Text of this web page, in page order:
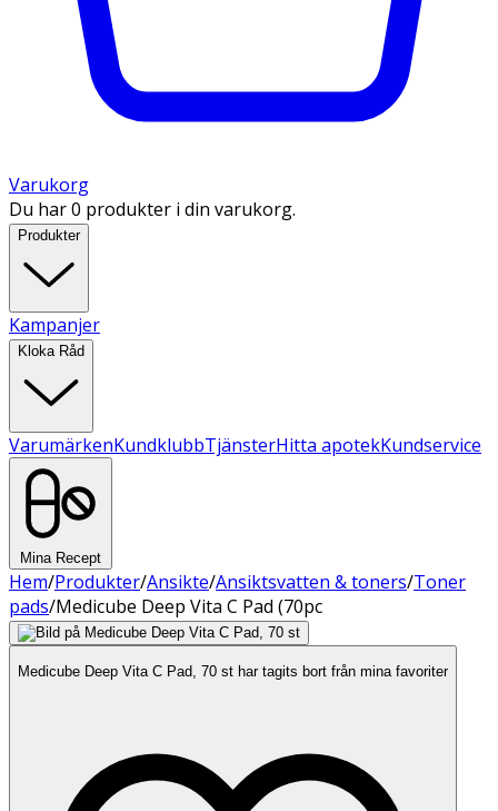
Varukorg
Du har 0 produkter i din varukorg.
Produkter
Kampanjer
Kloka Råd
VarumärkenKundklubbTjänsterHitta apotekKundservice
Mina Recept
Hem/Produkter/Ansikte/Ansiktsvatten & toners/Toner
pads/Medicube Deep Vita C Pad (70pc
Medicube Deep Vita C Pad, 70 st har tagits bort från mina favoriter